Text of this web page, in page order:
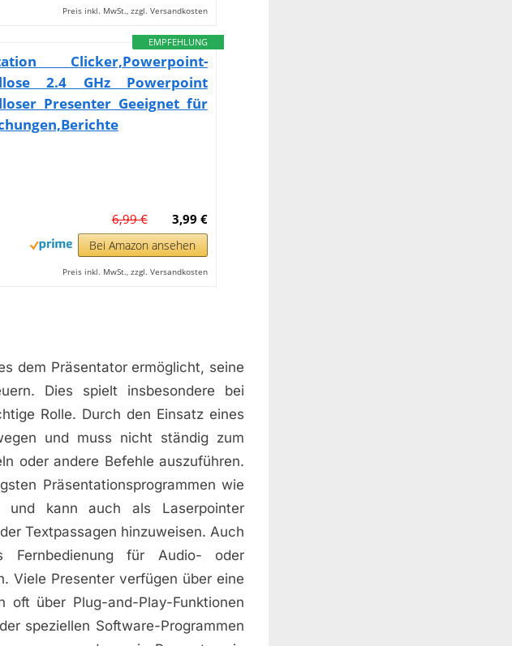
Preis inkl. MwSt., zzgl. Versandkosten
EMPFEHLUNG
Clicker,Powerpoint-
2.4 GHz Powerpoint
Presenter Geeignet für
3,99 €
6,99 €
Bei Amazon ansehen
Preis inkl. MwSt., zzgl. Versandkosten
dem Präsentator ermöglicht, seine
Dies spielt insbesondere bei
Rolle. Durch den Einsatz eines
und muss nicht ständig zum
oder andere Befehle auszuführen.
Präsentationsprogrammen wie
und kann auch als Laserpointer
Textpassagen hinzuweisen. Auch
Fernbedienung für Audio- oder
Viele Presenter verfügen über eine
über Plug-and-Play-Funktionen
speziellen Software-Programmen